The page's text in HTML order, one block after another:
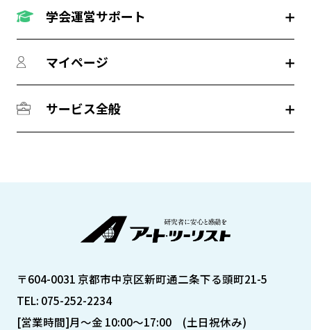
学会運営サポート
マイページ
サービス全般
〒604-0031 京都市中京区新町通二条下る頭町21-5
TEL: 075-252-2234
[営業時間]月～金 10:00～17:00 (土日祝休み)